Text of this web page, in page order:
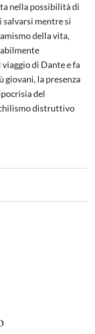
nella possibilità di
salvarsi mentre si
della vita,
di Dante e fa
giovani, la presenza
del
distruttivo